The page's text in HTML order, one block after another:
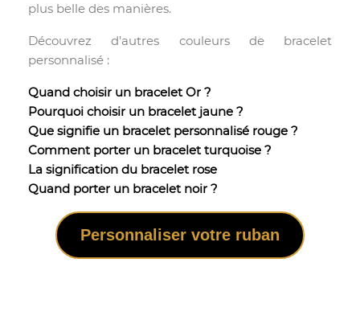
plus belle des manières.
Découvrez d’autres couleurs de bracelet
personnalisé :
Quand choisir un bracelet Or ?
Pourquoi choisir un bracelet jaune ?
Que signifie un bracelet personnalisé rouge ?
Comment porter un bracelet turquoise ?
La signification du bracelet rose
Quand porter un bracelet noir ?
Personnaliser votre ruban